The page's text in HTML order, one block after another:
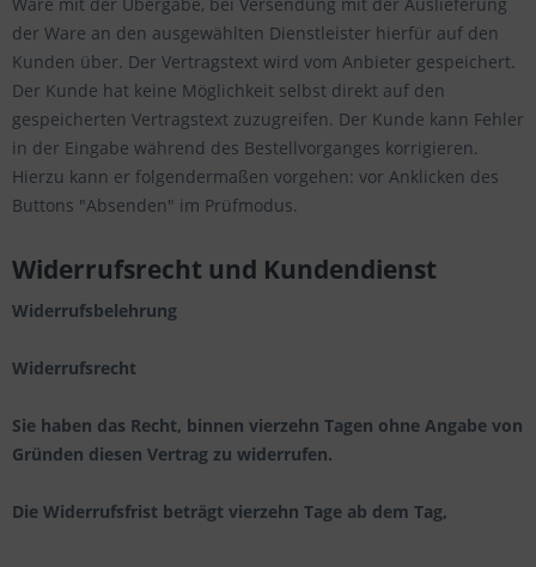
der Ware an den ausgewählten Dienstleister hierfür auf den
Kunden über. Der Vertragstext wird vom Anbieter gespeichert.
Der Kunde hat keine Möglichkeit selbst direkt auf den
gespeicherten Vertragstext zuzugreifen. Der Kunde kann Fehler
in der Eingabe während des Bestellvorganges korrigieren.
Hierzu kann er folgendermaßen vorgehen: vor Anklicken des
Buttons "Absenden" im Prüfmodus.
Widerrufsrecht und Kundendienst
Widerrufsbelehrung
Widerrufsrecht
Sie haben das Recht, binnen vierzehn Tagen ohne Angabe von
Gründen diesen Vertrag zu widerrufen.
Die Widerrufsfrist beträgt vierzehn Tage ab dem Tag,